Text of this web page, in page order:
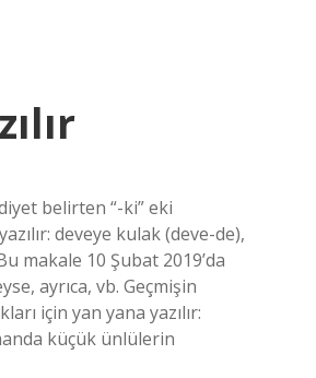
belirten “-ki” eki
deveye kulak (deve-de),
makale 10 Şubat 2019’da
ayrıca, vb. Geçmişin
için yan yana yazılır:
küçük ünlülerin